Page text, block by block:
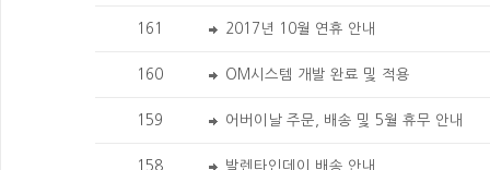
161 2017년 10월 연휴 안내
160 OM시스템 개발 완료 및 적용
159 어버이날 주문, 배송 및 5월 휴무 안내
158 발렌타인데이 배송 안내